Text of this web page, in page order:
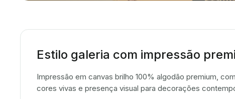
Estilo galeria com impressão
Impressão em canvas brilho 100% algodão premium,
cores vivas e presença visual para decorações